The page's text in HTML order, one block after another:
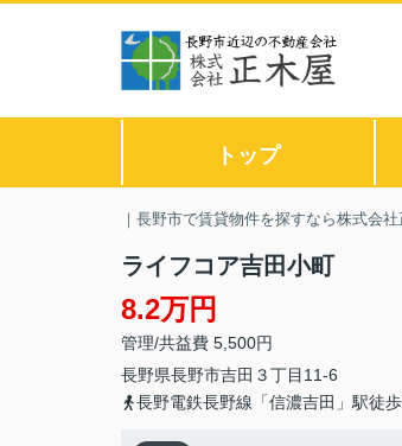
トップ
｜長野市で賃貸物件を探すなら株式会社
ライフコア吉田小町
8.2万円
管理/共益費 5,500円
長野県長野市吉田 ３丁目11-6
長野電鉄長野線「信濃吉田」駅徒